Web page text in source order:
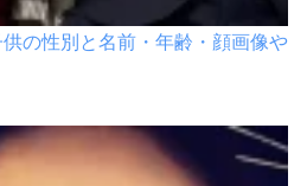
の性別と名前・年齢・顔画像や